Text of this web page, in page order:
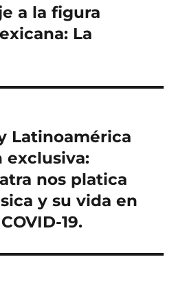
a la figura
La
Latinoamérica
exclusiva:
nos platica
y su vida en
19.